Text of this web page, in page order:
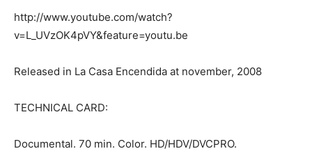
http://www.youtube.com/watch?
v=L_UVzOK4pVY&feature=youtu.be
Released in La Casa Encendida at november, 2008
TECHNICAL CARD:
Documental. 70 min. Color. HD/HDV/DVCPRO.